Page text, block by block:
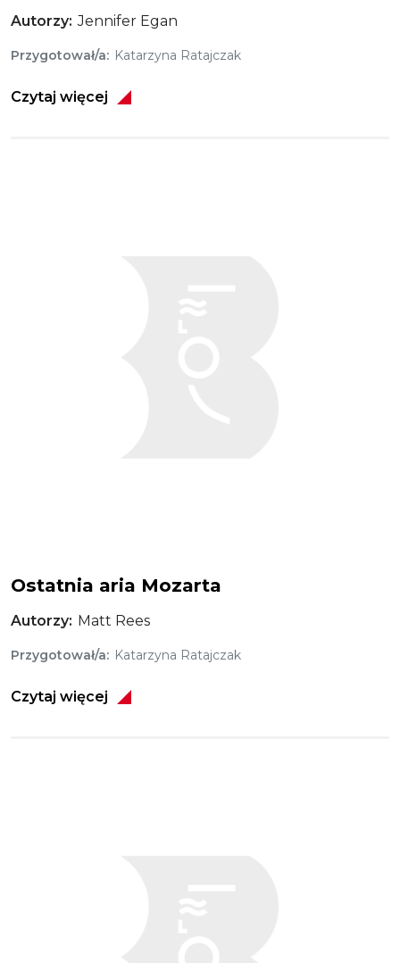
Autorzy Jennifer Egan
Przygotował/a Katarzyna Ratajczak
Czytaj więcej
Ostatnia aria Mozarta
Autorzy Matt Rees
Przygotował/a Katarzyna Ratajczak
Czytaj więcej